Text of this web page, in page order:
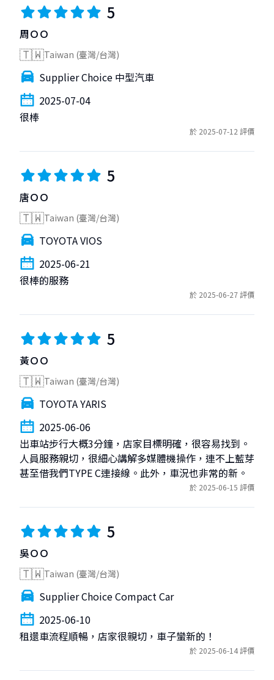
5
周ＯＯ
🇹🇼Taiwan (臺灣/台灣)
Supplier Choice 中型汽車
2025-07-04
很棒
於 2025-07-12 評價
5
唐ＯＯ
🇹🇼Taiwan (臺灣/台灣)
TOYOTA VIOS
2025-06-21
很棒的服務
於 2025-06-27 評價
5
黃ＯＯ
🇹🇼Taiwan (臺灣/台灣)
TOYOTA YARIS
2025-06-06
出車站步行大概3分鐘，店家目標明確，很容易找到。
人員服務親切，很細心講解多媒體機操作，連不上藍芽
甚至借我們TYPE C連接線。此外，車況也非常的新。
於 2025-06-15 評價
5
吳ＯＯ
🇹🇼Taiwan (臺灣/台灣)
Supplier Choice Compact Car
2025-06-10
租還車流程順暢，店家很親切，車子蠻新的！
於 2025-06-14 評價